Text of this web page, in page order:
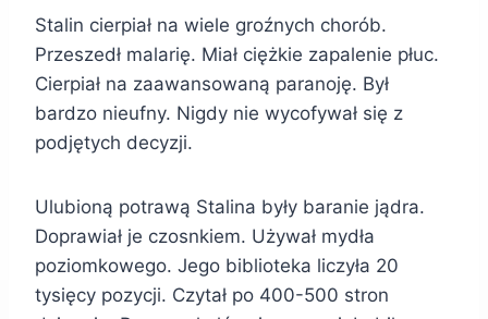
Stalin cierpiał na wiele groźnych chorób.
Przeszedł malarię. Miał ciężkie zapalenie płuc.
Cierpiał na zaawansowaną paranoję. Był
bardzo nieufny. Nigdy nie wycofywał się z
podjętych decyzji.
Ulubioną potrawą Stalina były baranie jądra.
Doprawiał je czosnkiem. Używał mydła
poziomkowego. Jego biblioteka liczyła 20
tysięcy pozycji. Czytał po 400-500 stron